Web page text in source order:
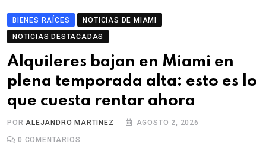
BIENES RAÍCES
NOTICIAS DE MIAMI
NOTICIAS DESTACADAS
Alquileres bajan en Miami en
plena temporada alta: esto es lo
que cuesta rentar ahora
POR ALEJANDRO MARTINEZ AGOSTO 2, 2026
0 COMENTARIOS